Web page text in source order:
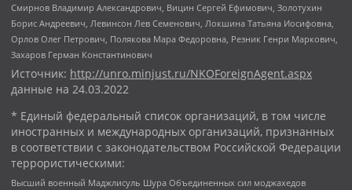
Смирнов Владимир Александрович, Вицин Сергей Ефимович, Золотухин
Борис Андреевич, Левинсон Лев Семенович, Локшина Татьяна Иосифовна,
Орлов Олег Петрович, Полякова Мара Федоровна, Резник Генри Маркович,
Захаров Герман Константинович
Источник: http://unro.minjust.ru/NKOForeignAgent.aspx
данные на 24.03.2022
* Единый федеральный список организаций, в том числе
иностранных и международных организаций, признанных
в соответствии с законодательством Российской Федерации
террористическими:
Высший военный Маджлисуль Шура Объединенных сил моджахедов